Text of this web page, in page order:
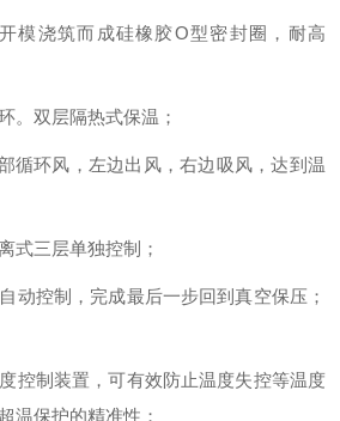
模浇筑而成硅橡胶O型密封圈，耐高
。双层隔热式保温；
循环风，左边出风，右边吸风，达到温
式三层单独控制；
动控制，完成最后一步回到真空保压；
控制装置，可有效防止温度失控等温度
温保护的精准性；